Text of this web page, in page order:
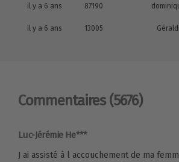
il y a 6 ans 87190
il y a 6 ans 13005
Commentaires (5676)
Luc-Jérémie He***
J ai assisté à l accouchement de ma